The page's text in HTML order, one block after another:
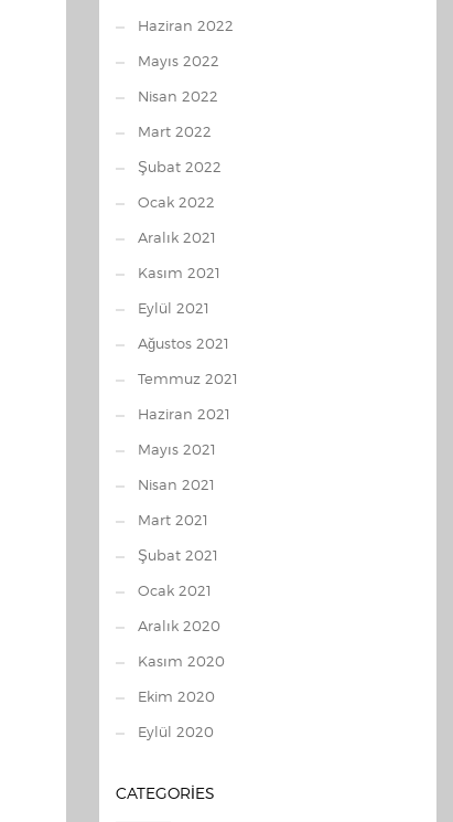
Haziran 2022
Mayıs 2022
Nisan 2022
Mart 2022
Şubat 2022
Ocak 2022
Aralık 2021
Kasım 2021
Eylül 2021
Ağustos 2021
Temmuz 2021
Haziran 2021
Mayıs 2021
Nisan 2021
Mart 2021
Şubat 2021
Ocak 2021
Aralık 2020
Kasım 2020
Ekim 2020
Eylül 2020
CATEGORIES